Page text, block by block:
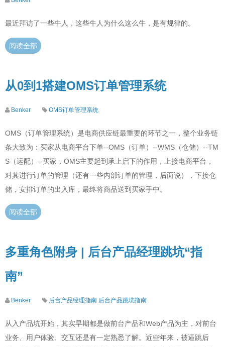
最近拜访了一些牛人，这些牛人为什么这么牛，是有规律的。
阅读全部
从0到1搭建OMS订单管理系统
Benker OMS订单管理系统
OMS（订单管理系统）是电商供应链最重要的环节之一，整个业务链
条大致为：买家从电商平台下单--OMS（订单）--WMS（仓储）--TM
S（运配）--买家，OMS主要起到承上启下的作用，上接电商平台，
对其进行订单的管理（还有一些内部订单的管理，后面说），下接仓
储，安排订单的出入库，最终将商品送到买家手中。
阅读全部
多重角色附身 | 后台产品经理跳坑“指
南”
Benker 后台产品经理指南 后台产品跳坑指南
从入产品坑开始，其实早期都是做前台产品和Web产品为主，对前台
业务、用户体验、交互还是有一定熟悉了解。近些年来，被逼跳后